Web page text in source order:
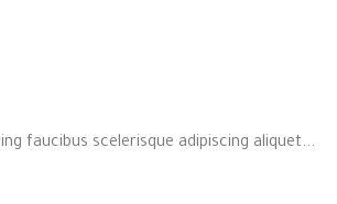
faucibus scelerisque adipiscing aliquet...